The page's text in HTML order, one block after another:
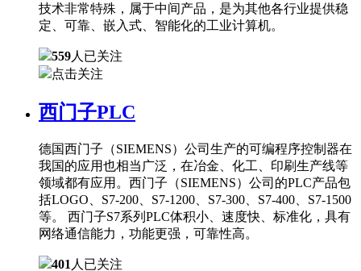
技术非常特殊，属于中间产品，是为其他各行业提供稳
定、可靠、嵌入式、智能化的工业计算机。
559人已关注
点击关注
西门子PLC
德国西门子（SIEMENS）公司生产的可编程序控制器在
我国的应用也相当广泛，在冶金、化工、印刷生产线等
领域都有应用。西门子（SIEMENS）公司的PLC产品包
括LOGO、S7-200、S7-1200、S7-300、S7-400、S7-1500
等。 西门子S7系列PLC体积小、速度快、标准化，具有
网络通信能力，功能更强，可靠性高。
401 人已关注